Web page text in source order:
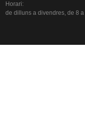
Horari:
de dillunsa divendres, de 8